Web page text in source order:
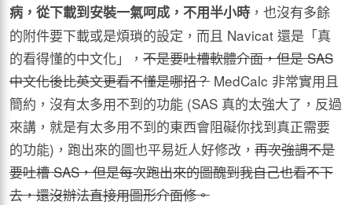
病，從下載到安裝一氣呵成，不用半小時 ，也沒有多餘
的附件要下載或是煩瑣的設定，而且 Navicat 還是「真
的看得懂的中文化」， 不是要吐槽軟體介面，但是SAS
中文化後比英文更看不懂是哪招？ MedCalc 非常實用且
簡約，沒有太多用不到的功能 (SAS 真的太強大了，反過
來講，就是有太多用不到的東西會阻礙你找到真正需要
的功能)，跑出來的圖也平易近人好修改， 再次強調不是
要吐槽SAS，但是每次跑出來的圖醜到我自己也看不下
去，還沒辦法直接用圖形介面修。